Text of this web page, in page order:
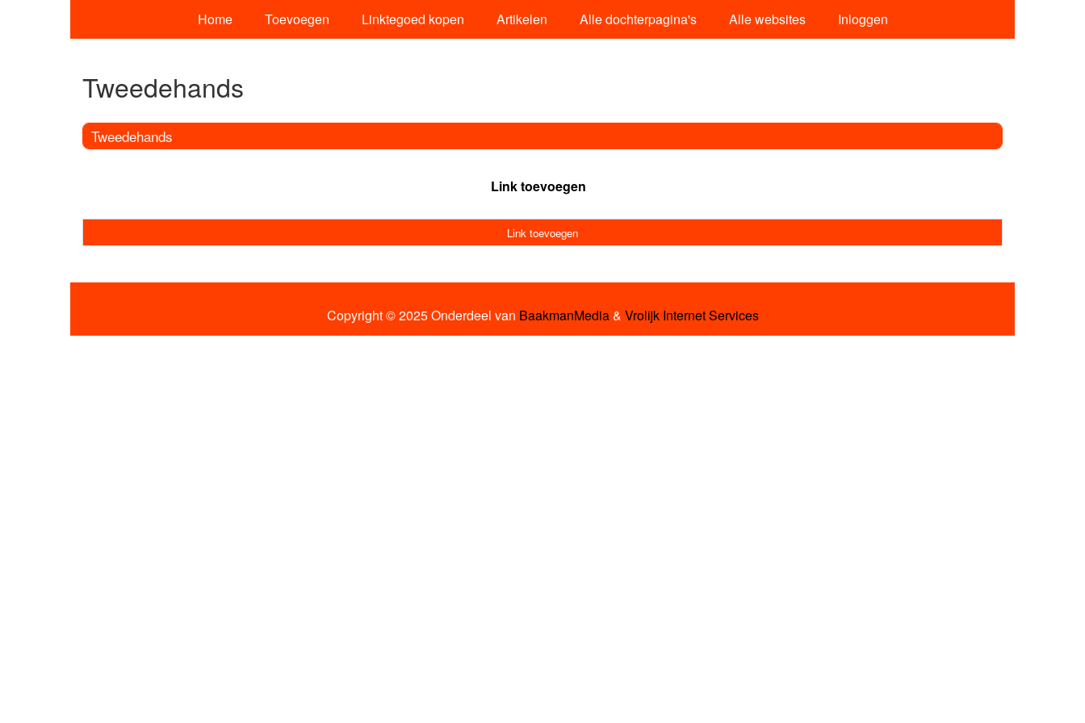
Home Toevoegen Linktegoed kopen Artikelen Alle dochterpagina's Alle websites Inloggen
Tweedehands
Tweedehands
Link toevoegen
Link toevoegen
Copyright © 2025 Onderdeel van BaakmanMedia& Vrolijk Internet Services